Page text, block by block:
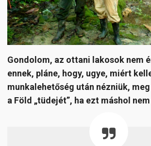
Gondolom, az ottani lakosok nem
ennek, pláne, hogy, ugye, miért
munkalehetőség után nézniük,
a Föld „tüdejét”, ha ezt máshol